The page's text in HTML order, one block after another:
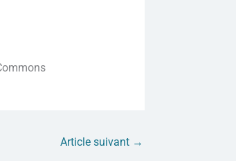
Article suivant →